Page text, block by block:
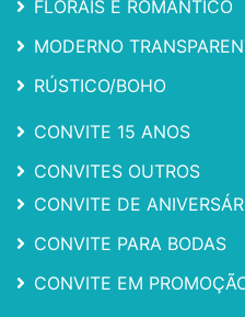
FLORAIS E ROMÂNTICO
MODERNO
RÚSTICO/BOHO
CONVITE 15 ANOS
CONVITES OUTROS
CONVITE DE
CONVITE PARA BODAS
CONVITE EM